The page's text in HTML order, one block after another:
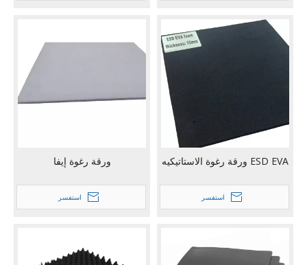
ESD EVA ورقة رغوة الاستاتيكيه
استفسر
ورقة رغوة إيفا
استفسر